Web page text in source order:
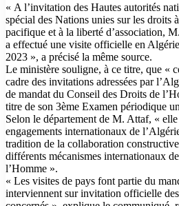
« A l’invitation des Hautes autorités
spécial des Nations unies sur les droits
pacifique et à la liberté d’association,
a effectué une visite officielle en
2023 », a précisé la même source.
Le ministère souligne, à ce titre, que «
cadre des invitations adressées par
de mandat du Conseil des Droits de
titre de son 3ème Examen périodique
Selon le département de M. Attaf, «
engagements internationaux de
tradition de la collaboration
différents mécanismes internationaux
l’Homme ».
« Les visites de pays font partie du
interviennent sur invitation officielle